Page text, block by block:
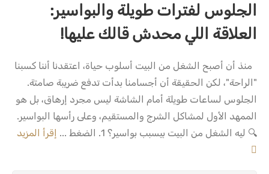
الجلوس لفترات طويلة والبواسير:
العلاقة اللي محدش قالك عليها!
منذ أن أصبح الشغل من البيت أسلوب حياة، اعتقدنا أننا كسبنا
"الراحة"، لكن الحقيقة أن أجسامنا بدأت تدفع ضريبة صامتة.
الجلوس لساعات طويلة أمام الشاشة ليس مجرد إرهاق، بل هو
الممهد الأول لمشاكل الشرج والمستقيم، وعلى رأسها البواسير.
🔍 ليه الشغل من البيت بيسبب بواسير؟ 1. الضغط ...
إقرأ المزيد